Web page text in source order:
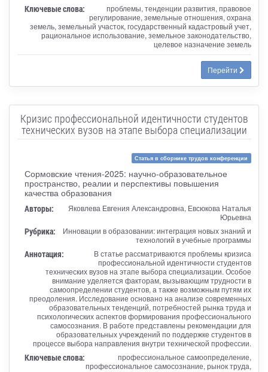
Ключевые слова:
проблемы, тенденции развития, правовое
регулирование, земельные отношения, охрана
земель, земельный участок, государственный кадастровый учет,
рациональное использование, земельное законодательство,
целевое назначение земель
Перейти
Кризис профессиональной идентичности студентов
технических вузов на этапе выбора специализации
Статья в сборнике трудов конференции
Сормовские чтения-2025: научно-образовательное
пространство, реалии и перспективы повышения
качества образования
Авторы:
Яковлева Евгения Александровна, Евсюкова Наталья
Юрьевна
Рубрика:
Инновации в образовании: интеграция новых знаний и
технологий в учебные программы
Аннотация:
В статье рассматриваются проблемы кризиса
профессиональной идентичности студентов
технических вузов на этапе выбора специализации. Особое
внимание уделяется факторам, вызывающим трудности в
самоопределении студентов, а также возможным путям их
преодоления. Исследование основано на анализе современных
образовательных тенденций, потребностей рынка труда и
психологических аспектов формирования профессионального
самосознания. В работе представлены рекомендации для
образовательных учреждений по поддержке студентов в
процессе выбора направления внутри технической профессии.
Ключевые слова:
профессиональное самоопределение,
профессиональное самосознание, рынок труда,